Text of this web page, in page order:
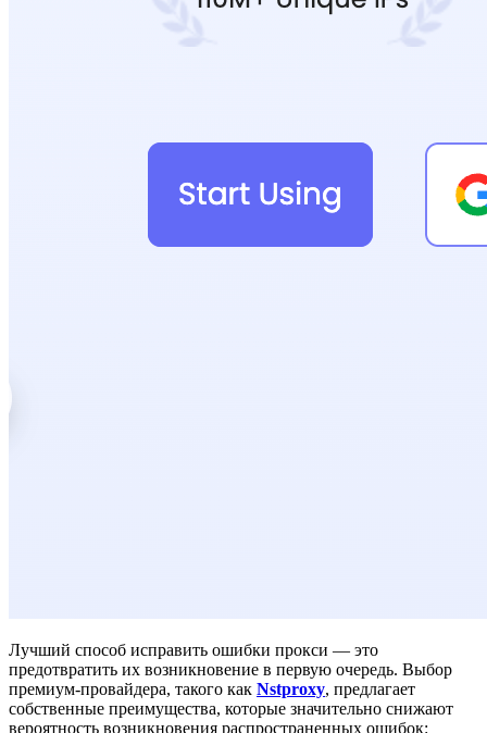
Лучший способ исправить ошибки прокси — это
предотвратить их возникновение в первую очередь. Выбор
премиум-провайдера, такого как Nstproxy, предлагает
собственные преимущества, которые значительно снижают
вероятность возникновения распространенных ошибок: